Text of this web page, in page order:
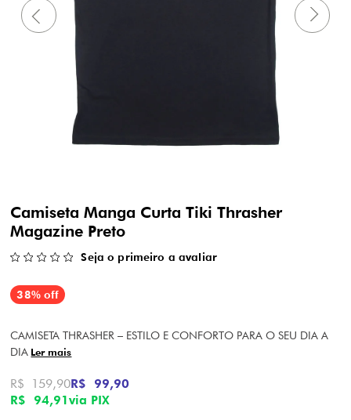
Camiseta Manga Curta Tiki Thrasher
Magazine Preto
Seja o primeiro a avaliar
38% off
CAMISETA THRASHER – ESTILO E CONFORTO PARA O SEU DIA A
DIA Ler mais
R$ 94,91via PIX
R$ 159,90R$ 99,90